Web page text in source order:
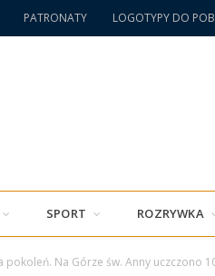
PATRONATY LOGOTYPY DO
SPORT ROZRYWKA
pokoleń. Na Górze św. Anny uczczono